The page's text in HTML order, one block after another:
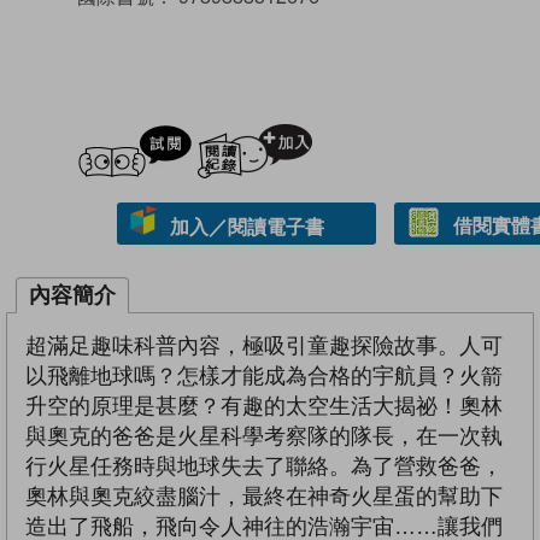
試閲
加入／閱讀電子書 借閱實體
內容簡介
超滿足趣味科普內容，極吸引童趣探險故事。人可
以飛離地球嗎？怎樣才能成為合格的宇航員？火箭
升空的原理是甚麼？有趣的太空生活大揭祕！奧林
與奧克的爸爸是火星科學考察隊的隊長，在一次執
行火星任務時與地球失去了聯絡。為了營救爸爸，
奧林與奧克絞盡腦汁，最終在神奇火星蛋的幫助下
造出了飛船，飛向令人神往的浩瀚宇宙……讓我們